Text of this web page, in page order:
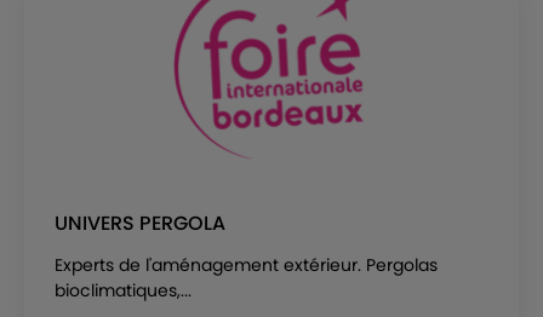
UNIVERS PERGOLA
Experts de l'aménagement extérieur. Pergolas
bioclimatiques,...